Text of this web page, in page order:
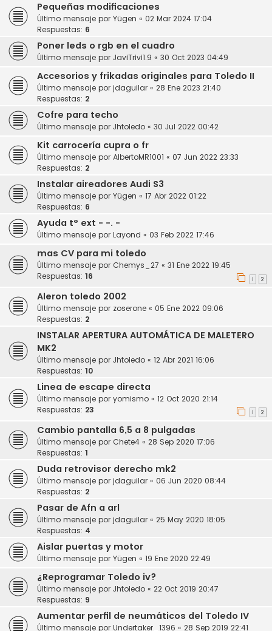
Pequeñas modificaciones
Último mensaje por Yügen « 02 Mar 2024 17:04
Respuestas: 6
Poner leds o rgb en el cuadro
Último mensaje por JaviTrivi1.9 « 30 Oct 2023 04:49
Accesorios y frikadas originales para Toledo II
Último mensaje por jdaguilar « 28 Ene 2023 21:40
Respuestas: 2
Cofre para techo
Último mensaje por Jhtoledo « 30 Jul 2022 00:42
Kit carrocería cupra o fr
Último mensaje por AlbertoMR1001 « 07 Jun 2022 23:33
Respuestas: 2
Instalar aireadores Audi S3
Último mensaje por Yügen « 17 Abr 2022 01:22
Respuestas: 6
Ayuda t° ext - -. -
Último mensaje por Layond « 03 Feb 2022 17:46
mas CV para mi toledo
Último mensaje por Chemys_27 « 31 Ene 2022 19:45
Respuestas: 16 1 2
Aleron toledo 2002
Último mensaje por zoserone « 05 Ene 2022 09:06
Respuestas: 2
INSTALAR APERTURA AUTOMÁTICA DE MALETERO
MK2
Último mensaje por Jhtoledo « 12 Abr 2021 16:06
Respuestas: 10
Linea de escape directa
Último mensaje por yomismo « 12 Oct 2020 21:14
Respuestas: 23 1 2
Cambio pantalla 6,5 a 8 pulgadas
Último mensaje por Chete4 « 28 Sep 2020 17:06
Respuestas: 1
Duda retrovisor derecho mk2
Último mensaje por jdaguilar « 06 Jun 2020 08:44
Respuestas: 2
Pasar de Afn a arl
Último mensaje por jdaguilar « 25 May 2020 18:05
Respuestas: 4
Aislar puertas y motor
Último mensaje por Yügen « 19 Ene 2020 22:49
¿Reprogramar Toledo iv?
Último mensaje por Jhtoledo « 22 Oct 2019 20:47
Respuestas: 9
Aumentar perfil de neumáticos del Toledo IV
Último mensaje por Undertaker_1396 « 28 Sep 2019 22:41